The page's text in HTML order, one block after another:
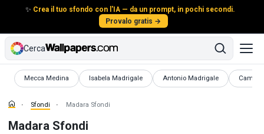
✨ Crea il tuo sfondo con l'IA — da un prompt, in pochi secondi.
Provalo gratis →
Cerca
Mecca Medina
Sfondi Isabela Madrigale
Sfondi Antonio Madrigale
Sfondi Sfondi
Sfondi Madara Sfondi
Madara Sfondi